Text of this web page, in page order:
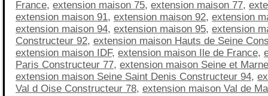
France, extension maison 75, extension maison 77,
extension maison 91, extension maison 92, extension
extension maison 94, extension maison 95, extension
Constructeur 92, extension maison Hauts de Seine
extension maison IDF, extension maison Ile de France,
Paris Constructeur 77, extension maison Seine et
extension maison Seine Saint Denis Constructeur 94,
Val d Oise Constructeur 78, extension maison Val de